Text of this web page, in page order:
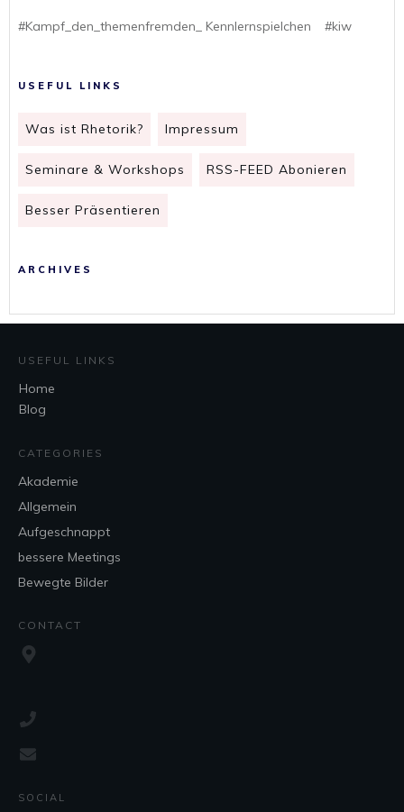
#Kampf_den_themenfremden_ Kennlernspielchen #kiw
USEFUL LINKS
Was ist Rhetorik? Impressum
Seminare & Workshops RSS-FEED Abonieren
Besser Präsentieren
ARCHIVES
USEFUL LINKS
Home
Blog
CATEGORIES
Akademie
Allgemein
Aufgeschnappt
bessere Meetings
Bewegte Bilder
CONTACT
SOCIAL